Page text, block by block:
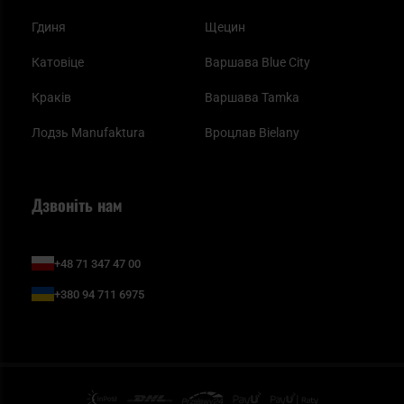
Гдиня
Катовіце
Краків
Лодзь Manufaktura
Щецин
Варшава Blue City
Варшава Tamka
Вроцлав Bielany
Дзвоніть нам
+48 71 347 47 00
+380 94 711 6975